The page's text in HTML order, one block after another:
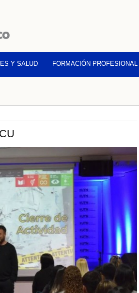
Y SALUD FORMACIÓN PROFESIONAL